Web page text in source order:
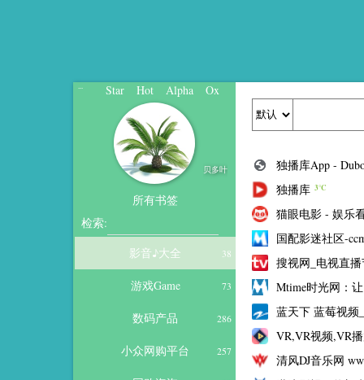
Star Hot Alpha Ox
贝多叶
所有书签
检索:
影音♪大全
38
游戏Game 73
数码产品 286
小众网购平台 257
独播库App -
独播库 3℃
猫眼电影 - 娱乐
国配影迷社区-
搜视网_电视直
Mtime时光网：
蓝天下 蓝莓视频
VR,VR视频,VR
清风DJ音乐网